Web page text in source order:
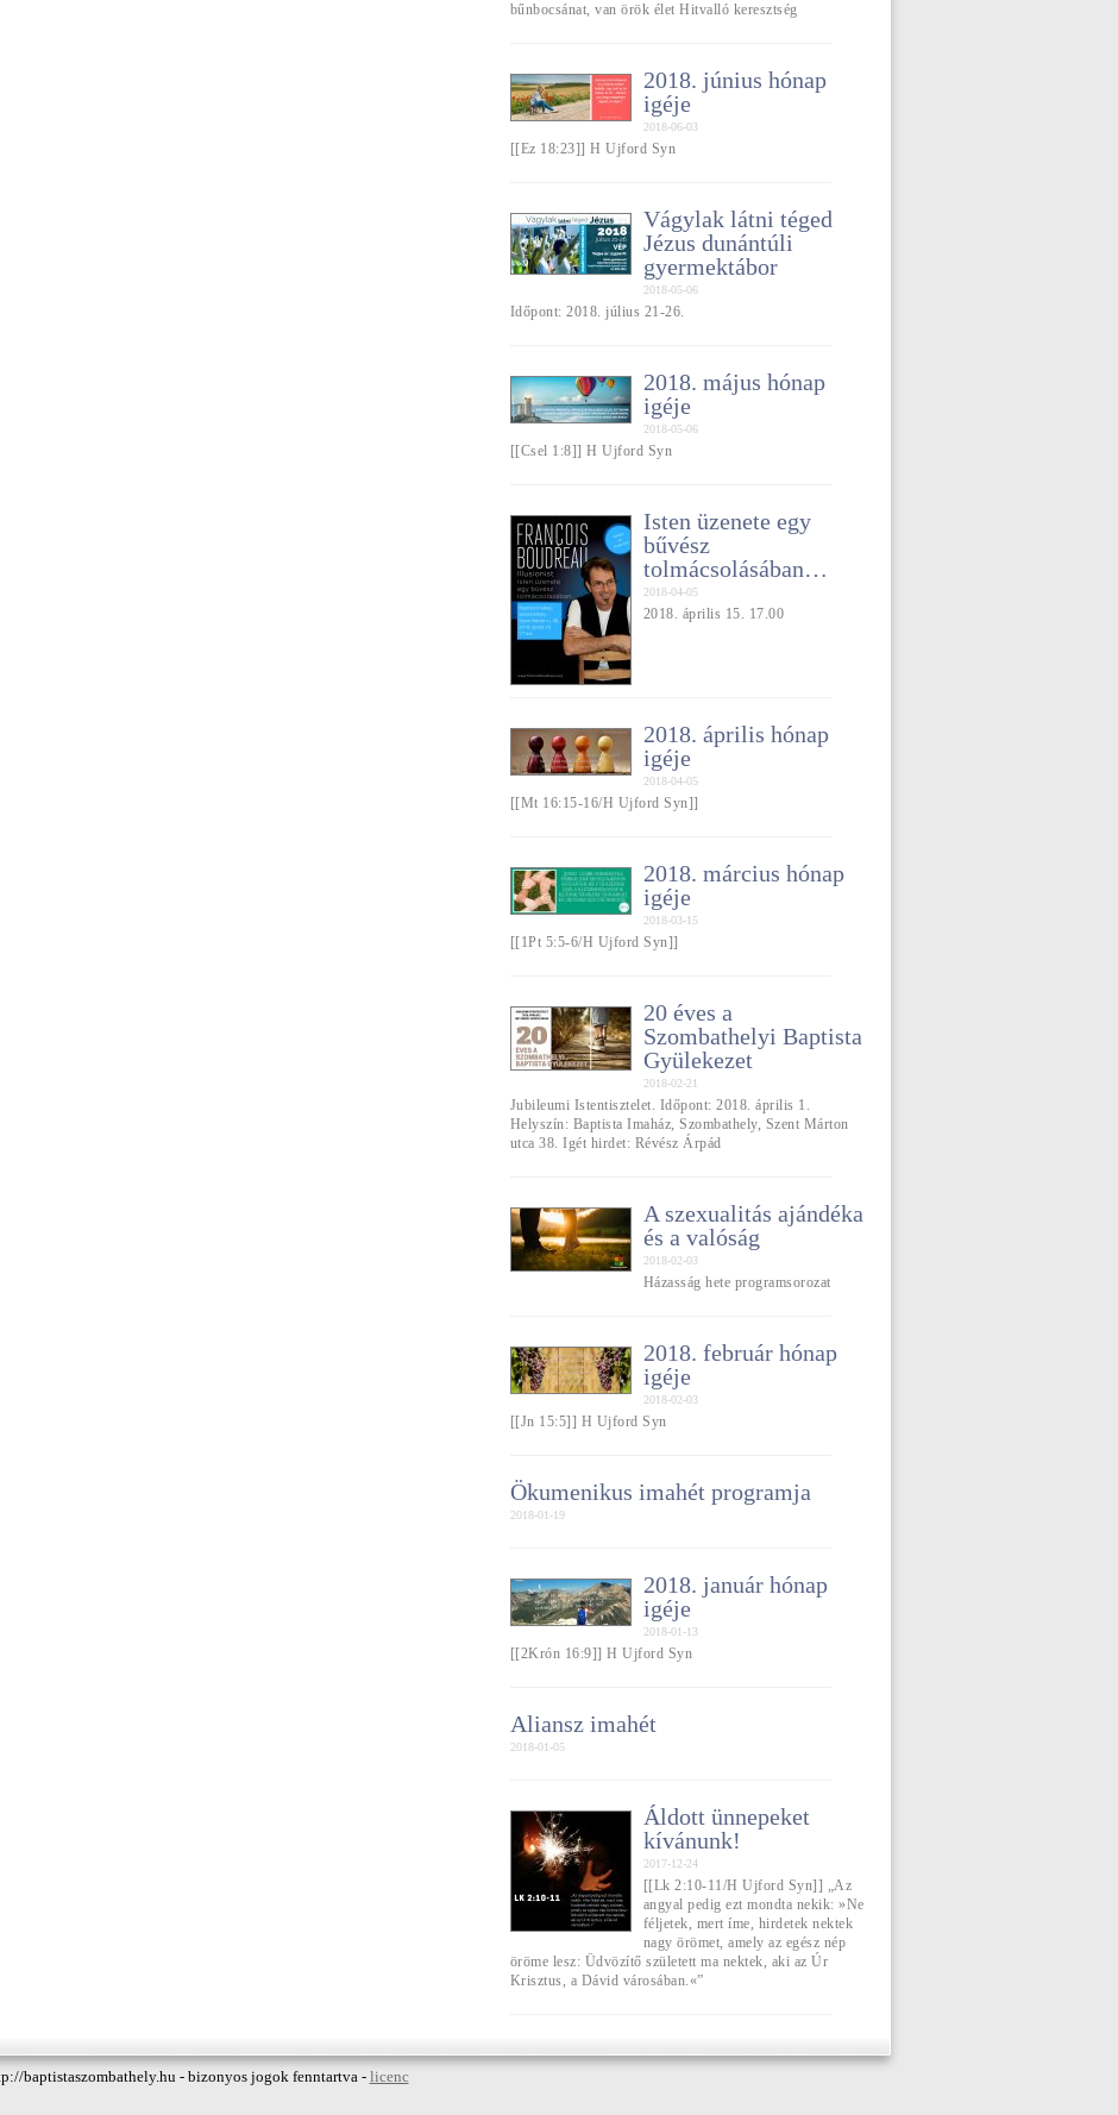
bűnbocsánat, van örök élet Hitvalló keresztség
2018. június hónap
igéje
2018-06-03
[[Ez 18:23]] H Ujford Syn
Vágylak látni téged
Jézus dunántúli
gyermektábor
2018-05-06
Időpont: 2018. július 21-26.
2018. május hónap
igéje
2018-05-06
[[Csel 1:8]] H Ujford Syn
Isten üzenete egy
bűvész
tolmácsolásában…
2018-04-05
2018. április 15. 17.00
2018. április hónap
igéje
2018-04-05
[[Mt 16:15-16/H Ujford Syn]]
2018. március hónap
igéje
2018-03-15
[[1Pt 5:5-6/H Ujford Syn]]
20 éves a
Szombathelyi Baptista
Gyülekezet
2018-02-21
Jubileumi Istentisztelet. Időpont: 2018. április 1.
Helyszín: Baptista Imaház, Szombathely, Szent Márton
utca 38. Igét hirdet: Révész Árpád
A szexualitás ajándéka
és a valóság
2018-02-03
Házasság hete programsorozat
2018. február hónap
igéje
2018-02-03
[[Jn 15:5]] H Ujford Syn
Ökumenikus imahét programja
2018-01-19
2018. január hónap
igéje
2018-01-13
[[2Krón 16:9]] H Ujford Syn
Aliansz imahét
2018-01-05
Áldott ünnepeket
kívánunk!
2017-12-24
[[Lk 2:10-11/H Ujford Syn]] „Az
angyal pedig ezt mondta nekik: »Ne
féljetek, mert íme, hirdetek nektek
nagy örömet, amely az egész nép
öröme lesz: Üdvözítő született ma nektek, aki az Úr
Krisztus, a Dávid városában.«”
baptistaszombathely.hu - bizonyos jogok fenntartva - licenc